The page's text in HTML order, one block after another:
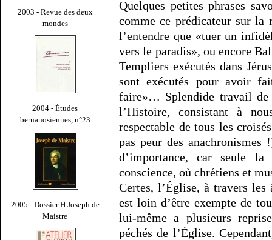
2003 - Revue des deux
mondes
2004 - Études
bernanosiennes, n°23
2005 - Dossier H Joseph de
Maistre
Quelques petites phrases
comme ce prédicateur sur la
l’entendre que «tuer un
vers le paradis», ou encore
Templiers exécutés dans
sont exécutés pour avoir
faire»… Splendide travail
l’Histoire, consistant à
respectable de tous les
pas peur des
d’importance, car seule
conscience, où chrétiens et
Certes, l’Église, à travers
est loin d’être exempte de
lui-même a plusieurs
péchés de l’Église.